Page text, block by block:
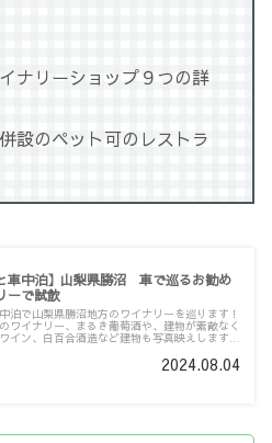
ナリーショップ９つの詳
設のペット可のレストラ
車中泊】山梨県勝沼 車で巡るお勧め
ーで試飲
泊で山梨県勝沼地方のワイナリーを巡ります！
ワイナリー、まるき葡萄酒や、建物が素敵なく
イン、白百合酒造など建物も写真映えします！
2024.08.04